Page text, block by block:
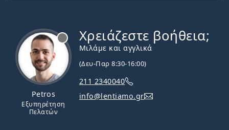
Petros
Εξυπηρέτηση
Πελατών
Χρειάζεστε βοήθεια;
Μιλάμε και αγγλικά
(Δευ-Παρ 8:30-16:00)
211 2340040
info@lentiamo.gr